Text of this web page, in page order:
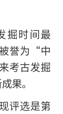
掘时间最
誉为“中
来考古发掘
果。
评选是第